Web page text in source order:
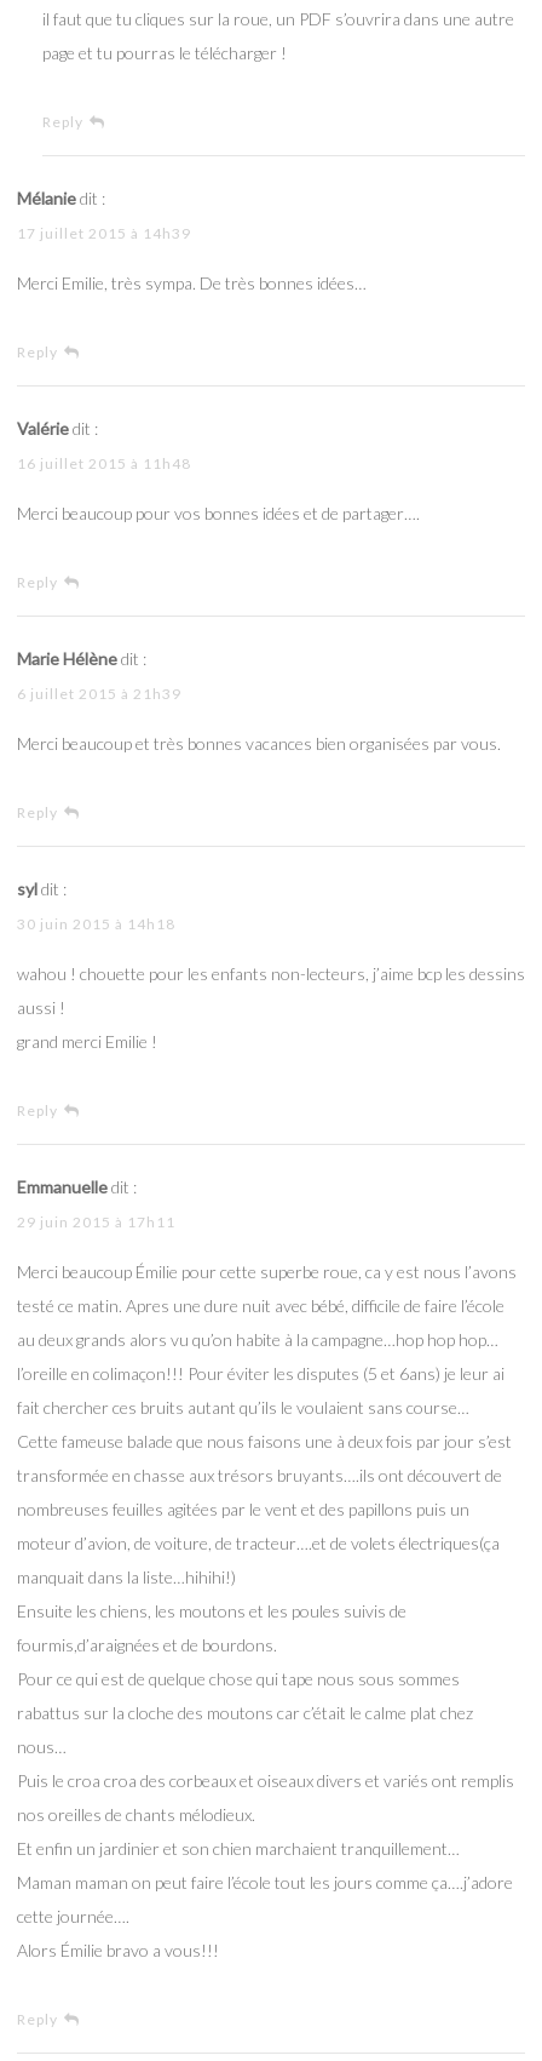
il faut que tu cliques sur la roue, un PDF s’ouvrira dans une autre
page et tu pourras le télécharger !
Reply
Mélaniedit :
17 juillet 2015 à 14h39
Merci Emilie, très sympa. De très bonnes idées…
Reply
Valériedit :
16 juillet 2015 à 11h48
Merci beaucoup pour vos bonnes idées et de partager….
Reply
Marie Hélènedit :
6 juillet 2015 à 21h39
Merci beaucoup et très bonnes vacances bien organisées par vous.
Reply
syldit :
30 juin 2015 à 14h18
wahou ! chouette pour les enfants non-lecteurs, j’aime bcp les dessins
aussi !
grand merci Emilie !
Reply
Emmanuelledit :
29 juin 2015 à 17h11
Merci beaucoup Émilie pour cette superbe roue, ca y est nous l’avons
testé ce matin. Apres une dure nuit avec bébé, difficile de faire l’école
au deux grands alors vu qu’on habite à la campagne…hop hop hop…
l’oreille en colimaçon!!! Pour éviter les disputes (5 et 6ans) je leur ai
fait chercher ces bruits autant qu’ils le voulaient sans course…
Cette fameuse balade que nous faisons une à deux fois par jour s’est
transformée en chasse aux trésors bruyants….ils ont découvert de
nombreuses feuilles agitées par le vent et des papillons puis un
moteur d’avion, de voiture, de tracteur….et de volets électriques(ça
manquait dans la liste…hihihi!)
Ensuite les chiens, les moutons et les poules suivis de
fourmis,d’araignées et de bourdons.
Pour ce qui est de quelque chose qui tape nous sous sommes
rabattus sur la cloche des moutons car c’était le calme plat chez
nous…
Puis le croa croa des corbeaux et oiseaux divers et variés ont remplis
nos oreilles de chants mélodieux.
Et enfin un jardinier et son chien marchaient tranquillement…
Maman maman on peut faire l’école tout les jours comme ça….j’adore
cette journée….
Alors Émilie bravo a vous!!!
Reply